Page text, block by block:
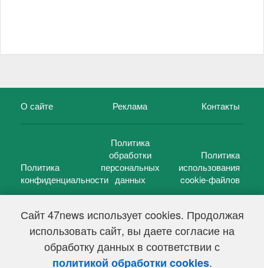
Сайт 47news использует cookies. Продолжая
использовать сайт, вы даете согласие на
обработку данных в соответствии с
политикой обработки cookies.
О сайте Реклама Контакты
Политика
конфиденциальности
Политика
обработки
персональных
данных
Политика
использования
cookie-файлов
47 новостей (47 news)2005 — 2026 г.
Свидетельство о регистрации СМИ Эл № ФС 77-39848, выдано
Федеральной службой по надзору в сфере связи,